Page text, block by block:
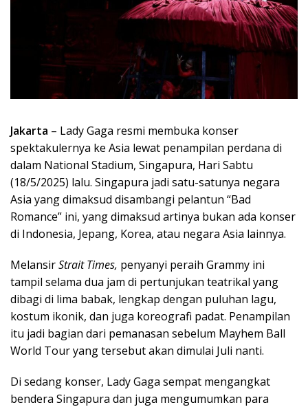
Jakarta – Lady Gaga resmi membuka konser
spektakulernya ke Asia lewat penampilan perdana di
dalam National Stadium, Singapura, Hari Sabtu
(18/5/2025) lalu. Singapura jadi satu-satunya negara
Asia yang dimaksud disambangi pelantun “Bad
Romance” ini, yang dimaksud artinya bukan ada konser
di Indonesia, Jepang, Korea, atau negara Asia lainnya.
MelansirStrait Times, penyanyi peraih Grammy ini
tampil selama dua jam di pertunjukan teatrikal yang
dibagi di lima babak, lengkap dengan puluhan lagu,
kostum ikonik, dan juga koreografi padat. Penampilan
itu jadi bagian dari pemanasan sebelum Mayhem Ball
World Tour yang tersebut akan dimulai Juli nanti.
Di sedang konser, Lady Gaga sempat mengangkat
bendera Singapura dan juga mengumumkan para